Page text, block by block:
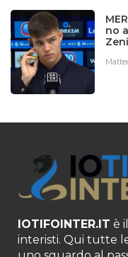
no
IOTIFOINTER.IT è
interisti. Qui tutte